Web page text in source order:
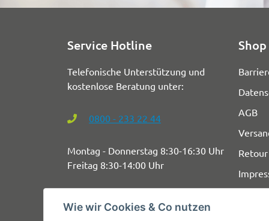
Wie wir Cookies & Co nutzen
Service Hotline
Telefonische Unterstützung und
kostenlose Beratung unter:
0800 - 233 22 44
Montag - Donnerstag 8:30-16:30 Uhr
Freitag 8:30-14:00 Uhr
AGB
Retour